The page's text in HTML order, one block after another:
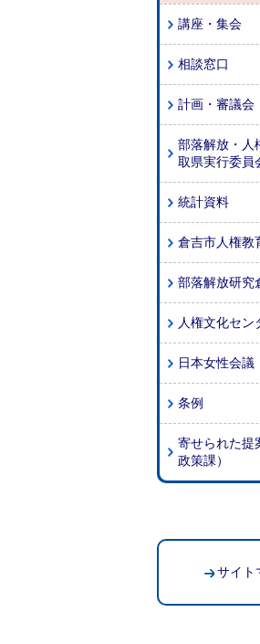
講座・集会
相談窓口
計画・審議会
部落解放・人
取県実行委員
統計資料
倉吉市人権教
部落解放研究
人権文化セン
日本女性会議
条例
寄せられた提
政策課）
サイト